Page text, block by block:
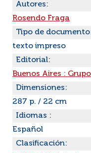
Autores:
Rosendo Fraga
Tipo de
texto impreso
Editorial:
Buenos Aires :
Dimensiones:
287 p. / 22 cm
Idiomas :
Español
Clasificación: